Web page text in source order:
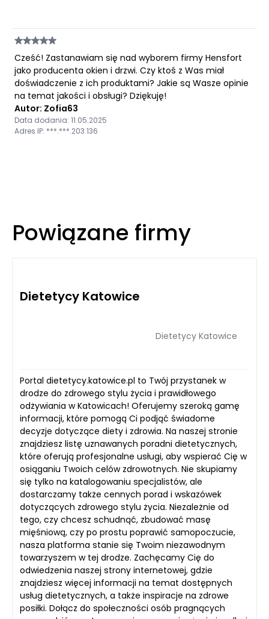
Cześć! Zastanawiam się nad wyborem firmy Hensfort
jako producenta okien i drzwi. Czy ktoś z Was miał
doświadczenie z ich produktami? Jakie są Wasze opinie
na temat jakości i obsługi? Dziękuję!
Autor: Zofia63
Data dodania: 11.05.2025
Adres IP: ***.***.203.136
Powiązane firmy
Dietetycy Katowice
Dietetycy Katowice
Portal dietetycy.katowice.pl to Twój przystanek w
drodze do zdrowego stylu życia i prawidłowego
odżywiania w Katowicach! Oferujemy szeroką gamę
informacji, które pomogą Ci podjąć świadome
decyzje dotyczące diety i zdrowia. Na naszej stronie
znajdziesz listę uznawanych poradni dietetycznych,
które oferują profesjonalne usługi, aby wspierać Cię w
osiąganiu Twoich celów zdrowotnych. Nie skupiamy
się tylko na katalogowaniu specjalistów, ale
dostarczamy także cennych porad i wskazówek
dotyczących zdrowego stylu życia. Niezależnie od
tego, czy chcesz schudnąć, zbudować masę
mięśniową, czy po prostu poprawić samopoczucie,
nasza platforma stanie się Twoim niezawodnym
towarzyszem w tej drodze. Zachęcamy Cię do
odwiedzenia naszej strony internetowej, gdzie
znajdziesz więcej informacji na temat dostępnych
usług dietetycznych, a także inspiracje na zdrowe
posiłki. Dołącz do społeczności osób pragnących